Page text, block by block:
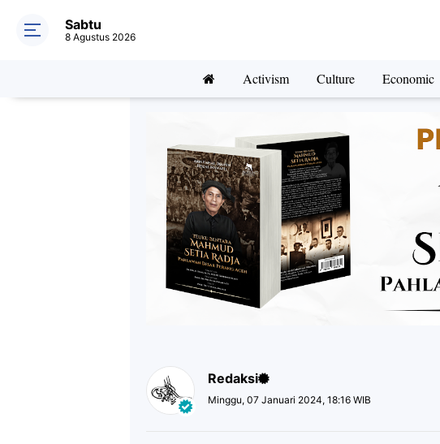
Sabtu
8 Agustus 2026
Activism Culture Economic
Redaksi
Minggu, 07 Januari 2024, 18:16 WIB